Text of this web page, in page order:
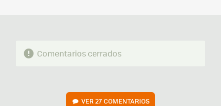
Comentarios cerrados
VER 27 COMENTARIOS